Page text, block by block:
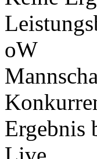
oW
Ergebnis